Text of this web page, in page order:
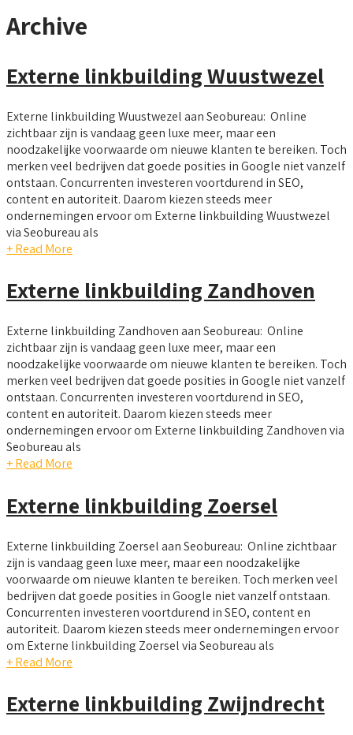
Archive
Externe linkbuilding Wuustwezel
Externe linkbuilding Wuustwezel aan Seobureau: Online
zichtbaar zijn is vandaag geen luxe meer, maar een
noodzakelijke voorwaarde om nieuwe klanten te bereiken. Toch
merken veel bedrijven dat goede posities in Google niet vanzelf
ontstaan. Concurrenten investeren voortdurend in SEO,
content en autoriteit. Daarom kiezen steeds meer
ondernemingen ervoor om Externe linkbuilding Wuustwezel
via Seobureau als
+ Read More
Externe linkbuilding Zandhoven
Externe linkbuilding Zandhoven aan Seobureau: Online
zichtbaar zijn is vandaag geen luxe meer, maar een
noodzakelijke voorwaarde om nieuwe klanten te bereiken. Toch
merken veel bedrijven dat goede posities in Google niet vanzelf
ontstaan. Concurrenten investeren voortdurend in SEO,
content en autoriteit. Daarom kiezen steeds meer
ondernemingen ervoor om Externe linkbuilding Zandhoven via
Seobureau als
+ Read More
Externe linkbuilding Zoersel
Externe linkbuilding Zoersel aan Seobureau: Online zichtbaar
zijn is vandaag geen luxe meer, maar een noodzakelijke
voorwaarde om nieuwe klanten te bereiken. Toch merken veel
bedrijven dat goede posities in Google niet vanzelf ontstaan.
Concurrenten investeren voortdurend in SEO, content en
autoriteit. Daarom kiezen steeds meer ondernemingen ervoor
om Externe linkbuilding Zoersel via Seobureau als
+ Read More
Externe linkbuilding Zwijndrecht